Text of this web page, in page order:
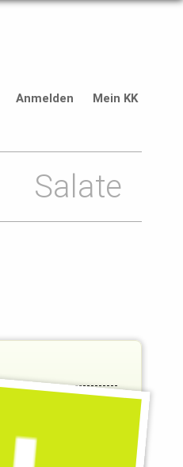
Anmelden Mein KK
Salate